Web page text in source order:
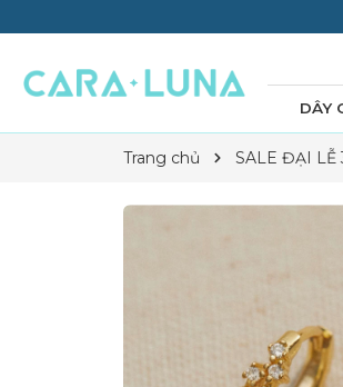
DÂY
Trang chủ SALE ĐẠI LỄ